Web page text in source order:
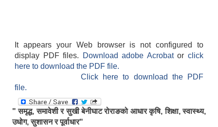
It appears your Web browser is not configured to
display PDF files.
Download adobe Acrobatorclick
here to download the PDF file.
Click here to download the PDF
file.
" समृद्ध, समावेशी र सुखी बेनीघाट रोराङको आधार कृषि, शिक्षा, स्वास्थ्य,
उधोग, सुशासन र पूर्वाधार"